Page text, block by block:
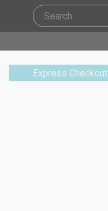
Express Checkout